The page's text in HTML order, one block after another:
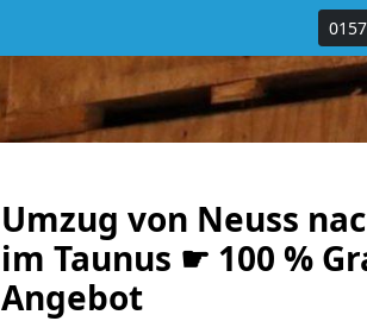
Umzug von Neuss
im Taunus ☛ 100 %
Angebot